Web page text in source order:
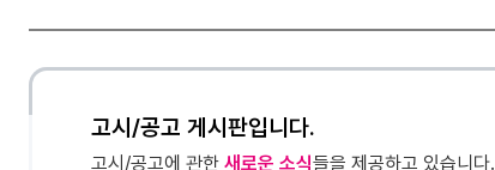
고시/공고 게시판입니다.
고시/공고에 관한 새로운 소식들을 제공하고 있습니다.